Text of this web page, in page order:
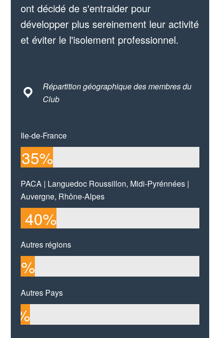
ont décidé de s'entraider pour
développer plus sereinement leur activité
et éviter le l'isolement professionnel.
Répartition géographique des membres du
Club
Ile-de-France
35%
PACA | Languedoc Roussillon, Midi-Pyrénnées |
Auvergne, Rhône-Alpes
40%
Autres régions
%
Autres Pays
%